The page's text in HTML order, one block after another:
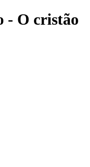
- O cristão